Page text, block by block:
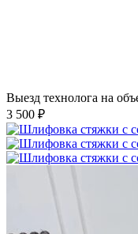
Выезд технолога на
3 500 ₽